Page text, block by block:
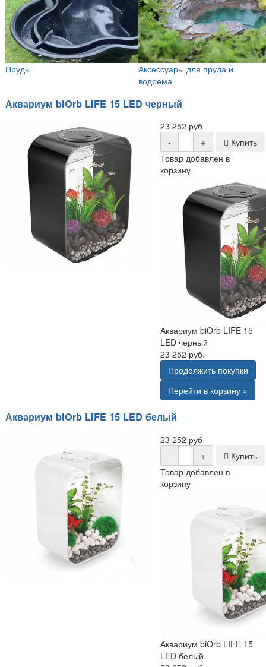
Пруды
Аксессуары для пруда и
водоема
Аквариум biOrb LIFE 15 LED черный
23 252 руб
-
+
Купить
Товар добавлен в
корзину
Аквариум biOrb LIFE 15
LED черный
23 252 руб.
Продолжить покупки
Перейти в корзину »
Аквариум biOrb LIFE 15 LED белый
23 252 руб
-
+
Купить
Товар добавлен в
корзину
Аквариум biOrb LIFE 15
LED белый